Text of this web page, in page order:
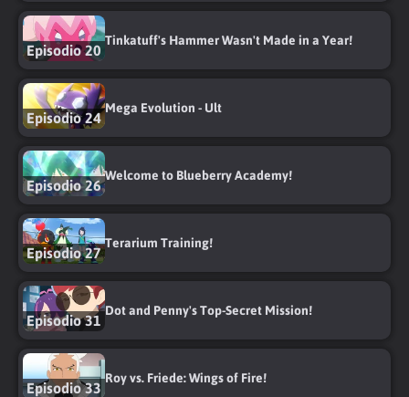
Episodio 20
Tinkatuff's Hammer Wasn't Made in a Year!
Episodio 24
Mega Evolution - Ult
Episodio 26
Welcome to Blueberry Academy!
Episodio 27
Terarium Training!
Episodio 31
Dot and Penny's Top-Secret Mission!
Episodio 33
Roy vs. Friede: Wings of Fire!